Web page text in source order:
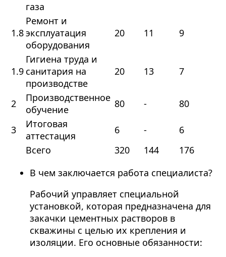
газа
1.8
Ремонт и
эксплуатация
оборудования
20 11 9
1.9
Гигиена труда и
санитария на
производстве
20 13 7
2
Производственное
обучение
80 - 80
3
Итоговая
аттестация
6 -
6
Всего
320 144
176
В чем заключается работа специалиста?
Рабочий управляет специальной
установкой, которая предназначена для
закачки цементных растворов в
скважины с целью их крепления и
изоляции. Его основные обязанности: